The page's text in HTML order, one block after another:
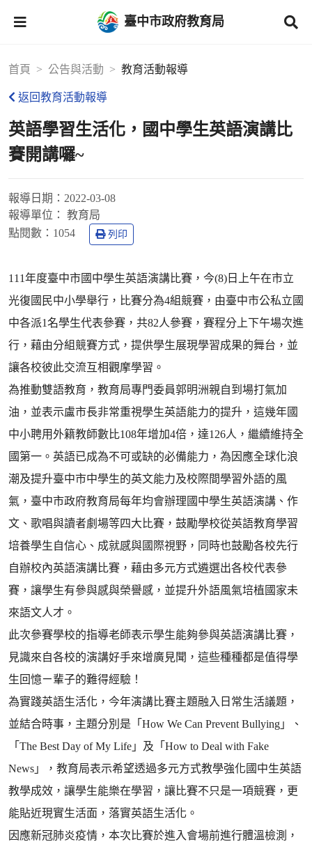
臺中市政府教育局
首頁 公告與活動 教育活動報導
返回教育活動報導
英語學習生活化，國中學生英語演講比
賽開講囉~
報導日期： 2022-03-08
報導單位：
教育局
點閱數： 1054 列印
111年度臺中市國中學生英語演講比賽，今(8)日上午在市立
光復國民中小學舉行，比賽分為4組競賽，由臺中市公私立國
中各派1名學生代表參賽，共82人參賽，賽程分上下午場次進
行，藉由分組競賽方式，提供學生展現學習成果的舞台，並
讓各校彼此交流互相觀摩學習。
為推動雙語教育，教育局專門委員郭明洲親自到場打氣加
油，並表示盧市長非常重視學生英語能力的提升，這幾年國
中小聘用外籍教師數比108年增加4倍，達126人，繼續維持全
國第一。英語已成為不可或缺的必備能力，為因應全球化浪
潮及提升臺中市中學生的英文能力及校際間學習外語的風
氣，臺中市政府教育局每年均會辦理國中學生英語演講、作
文、歌唱與讀者劇場等四大比賽，鼓勵學校從英語教育學習
培養學生自信心、成就感與國際視野，同時也鼓勵各校先行
自辦校內英語演講比賽，藉由多元方式遴選出各校代表參
賽，讓學生有參與感與榮譽感，並提升外語風氣培植國家未
來語文人才。
此次參賽學校的指導老師表示學生能夠參與英語演講比賽，
見識來自各校的演講好手來增廣見聞，這些種種都是值得學
生回憶ㄧ輩子的難得經驗！
為實踐英語生活化，今年演講比賽主題融入日常生活議題，
並結合時事，主題分別是「How We Can Prevent Bullying」、
「The Best Day of My Life」及「How to Deal with Fake
News」，教育局表示希望透過多元方式教學強化國中生英語
教學成效，讓學生能樂在學習，讓比賽不只是一項競賽，更
能貼近現實生活面，落實英語生活化。
因應新冠肺炎疫情，本次比賽於進入會場前進行體溫檢測，